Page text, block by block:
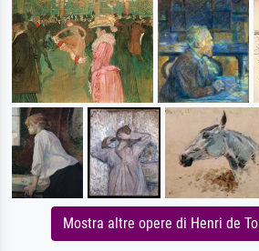
Mostra altre opere di Henri de